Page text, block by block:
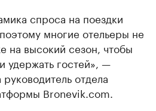
спроса на поездки
многие отельеры не
на высокий сезон, чтобы
удержать гостей», —
отдела
Bronevik.com.